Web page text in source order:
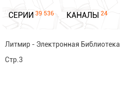
СЕРИИ 39 536 КАНАЛЫ 24
Литмир - Электронная Библиотека
Стр.3